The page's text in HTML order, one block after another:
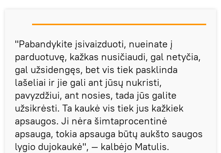
"Pabandykite įsivaizduoti, nueinate į
parduotuvę, kažkas nusičiaudi, gal netyčia,
gal užsidengęs, bet vis tiek pasklinda
lašeliai ir jie gali ant jūsų nukristi,
pavyzdžiui, ant nosies, tada jūs galite
užsikrėsti. Ta kaukė vis tiek jus kažkiek
apsaugos. Ji nėra šimtaprocentinė
apsauga, tokia apsauga būtų aukšto saugos
lygio dujokaukė", — kalbėjo Matulis.